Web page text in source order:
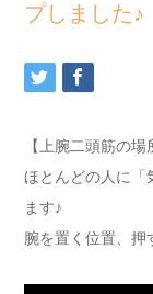
プしました♪
【上腕二頭筋の場
ほとんどの人に「
ます♪
腕を置く位置、押